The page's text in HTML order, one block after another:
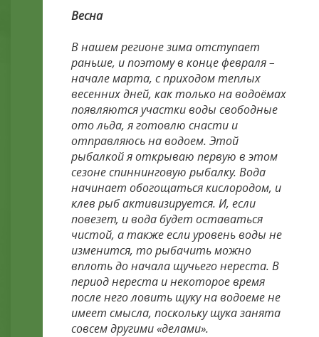
Весна
В нашем регионе зима отступает
раньше, и поэтому в конце февраля –
начале марта, с приходом теплых
весенних дней, как только на водоёмах
появляются участки воды свободные
ото льда, я готовлю снасти и
отправляюсь на водоем. Этой
рыбалкой я открываю первую в этом
сезоне спиннинговую рыбалку. Вода
начинает обогощаться кислородом, и
клев рыб активизируется. И, если
повезет, и вода будет оставаться
чистой, а также если уровень воды не
изменится, то рыбачить можно
вплоть до начала щучьего нереста. В
период нереста и некоторое время
после него ловить щуку на водоеме не
имеет смысла, поскольку щука занята
совсем другими «делами».